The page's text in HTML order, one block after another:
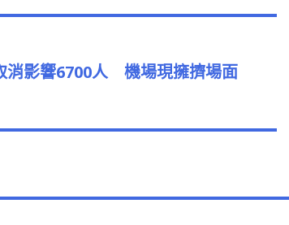
影響6700人 機場現擁擠場面